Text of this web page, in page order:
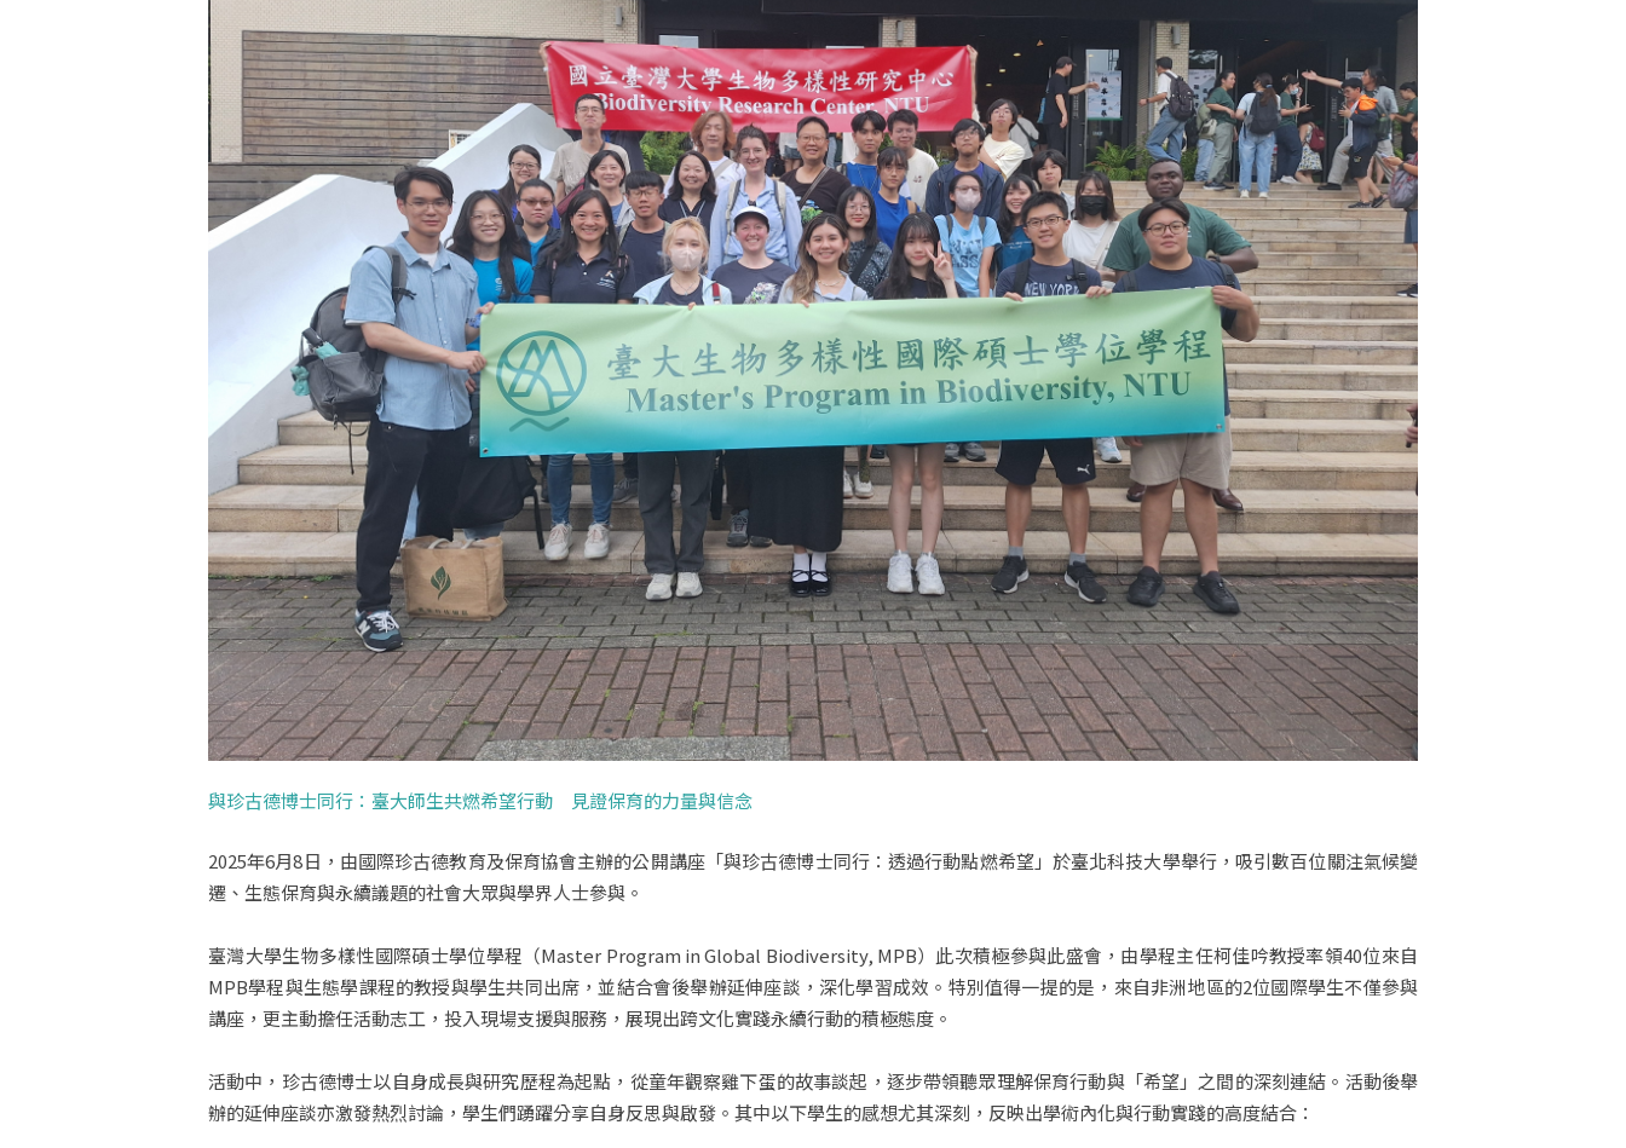
與珍古德博士同行：臺大師生共燃希望行動 見證保育的力量與信念
2025年6月8日，由國際珍古德教育及保育協會主辦的公開講座「與珍古德博士同行：透過行動點燃希望」於臺北科技大學舉行，吸引數百位關注氣候變
遷、生態保育與永續議題的社會大眾與學界人士參與。
臺灣大學生物多樣性國際碩士學位學程（Master Program in Global Biodiversity, MPB）此次積極參與此盛會，由學程主任柯佳吟教授率領40位來自
MPB學程與生態學課程的教授與學生共同出席，並結合會後舉辦延伸座談，深化學習成效。特別值得一提的是，來自非洲地區的2位國際學生不僅參與
講座，更主動擔任活動志工，投入現場支援與服務，展現出跨文化實踐永續行動的積極態度。
活動中，珍古德博士以自身成長與研究歷程為起點，從童年觀察雞下蛋的故事談起，逐步帶領聽眾理解保育行動與「希望」之間的深刻連結。活動後舉
辦的延伸座談亦激發熱烈討論，學生們踴躍分享自身反思與啟發。其中以下學生的感想尤其深刻，反映出學術內化與行動實踐的高度結合：